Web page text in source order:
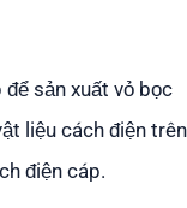
sản xuất vỏ bọc
liệu cách điện trên
điện cáp.